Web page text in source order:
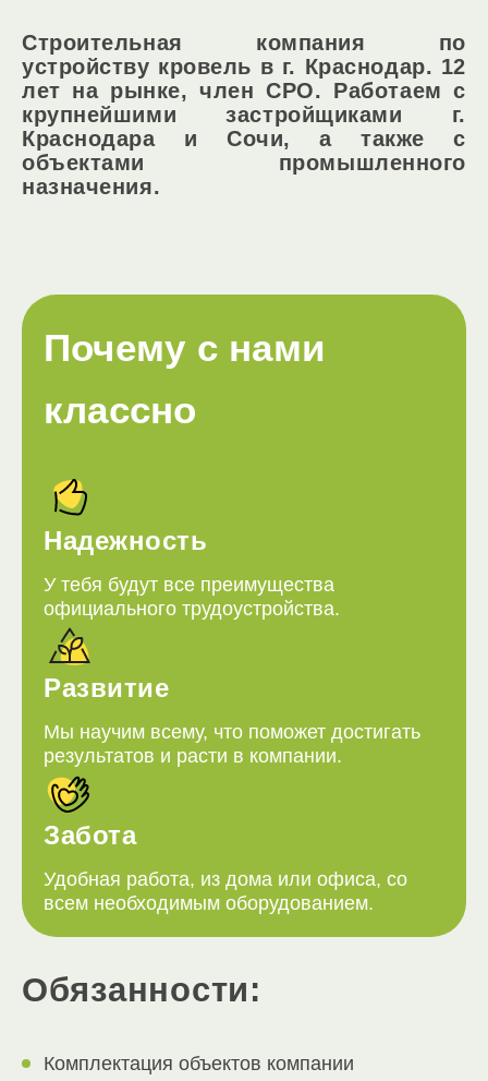
Строительная компания по
устройству кровель в г. Краснодар. 12
лет на рынке, член СРО. Работаем с
крупнейшими застройщиками г.
Краснодара и Сочи, а также с
объектами промышленного
назначения.
Почему с нами
классно
Надежность
У тебя будут все преимущества
официального трудоустройства.
Развитие
Мы научим всему, что поможет достигать
результатов и расти в компании.
Забота
Удобная работа, из дома или офиса, со
всем необходимым оборудованием.
Обязанности:
Комплектация объектов компании